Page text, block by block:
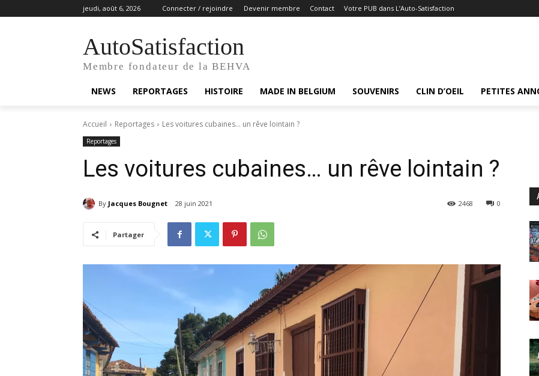
jeudi, août 6, 2026 Connecter / rejoindre Devenir membre Contact Votre PUB dans L’Auto-Satisfaction
AutoSatisfaction
Membre fondateur de la BEHVA
NEWS REPORTAGES HISTOIRE MADE IN BELGIUM SOUVENIRS CLIN D’OEIL PETITES
Accueil Reportages Les voitures cubaines… un rêve lointain ?
Reportages
Les voitures cubaines… un rêve lointain ?
By Jacques Bougnet 28 juin 2021 0
2468
Partager